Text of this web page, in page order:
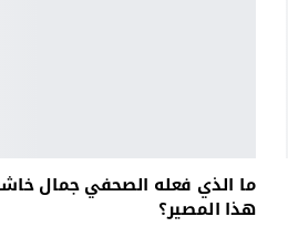
ما الذي فعله الصحفي جمال
هذا المصير؟